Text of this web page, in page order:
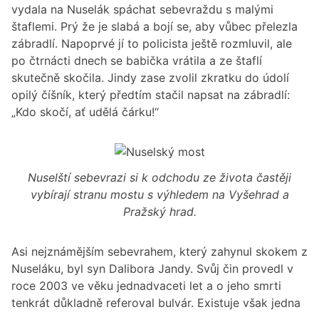
vydala na Nuselák spáchat sebevraždu s malými
štaflemi. Prý že je slabá a bojí se, aby vůbec přelezla
zábradlí. Napoprvé jí to policista ještě rozmluvil, ale
po čtrnácti dnech se babička vrátila a ze štaflí
skutečně skočila. Jindy zase zvolil zkratku do údolí
opilý číšník, který předtím stačil napsat na zábradlí:
„Kdo skočí, ať udělá čárku!“
Nuselští sebevrazi si k odchodu ze života častěji
vybírají stranu mostu s výhledem na Vyšehrad a
Pražský hrad.
Asi nejznámějším sebevrahem, který zahynul skokem z
Nuseláku, byl syn Dalibora Jandy. Svůj čin provedl v
roce 2003 ve věku jednadvaceti let a o jeho smrti
tenkrát důkladně referoval bulvár. Existuje však jedna